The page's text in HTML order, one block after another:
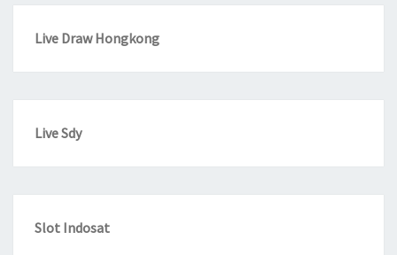
Live Draw Hongkong
Live Sdy
Slot Indosat